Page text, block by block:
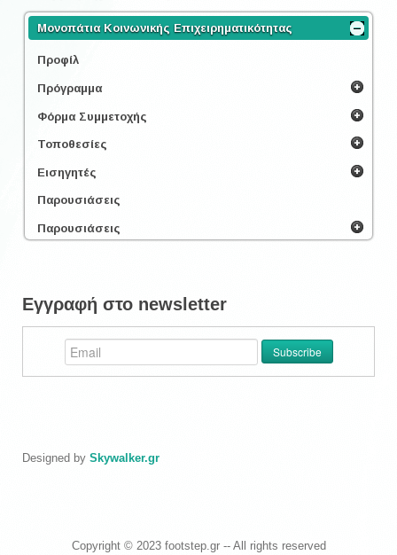
Μονοπάτια Κοινωνικής Επιχειρηματικότητας
Προφίλ
Πρόγραμμα
Φόρμα Συμμετοχής
Τοποθεσίες
Εισηγητές
Παρουσιάσεις
Παρουσιάσεις
Εγγραφή στο newsletter
Designed by Skywalker.gr
Copyright © 2023 footstep.gr -- All rights reserved